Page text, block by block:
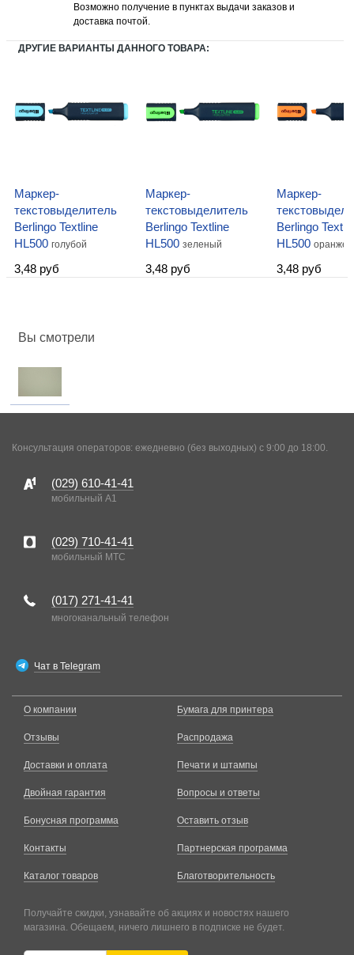
Возможно получение в пунктах выдачи заказов и
доставка почтой.
ДРУГИЕ ВАРИАНТЫ ДАННОГО ТОВАРА:
Маркер-
текстовыделитель
Berlingo Textline
HL500 голубой
3,48 руб
Маркер-
текстовыделитель
Berlingo Textline
HL500 зеленый
3,48 руб
Маркер-
Berlingo
HL500
3,48 руб
Вы смотрели
Консультация операторов: ежедневно (без выходных) с 9:00 до 18:00.
(029) 610-41-41
мобильный A1
(029) 710-41-41
мобильный MTC
(017) 271-41-41
многоканальный телефон
Чат в Telegram
О компании
Отзывы
Доставки и оплата
Двойная гарантия
Бонусная программа
Контакты
Каталог товаров
Бумага для принтера
Распродажа
Печати и штампы
Вопросы и ответы
Оставить отзыв
Партнерская программа
Благотворительность
Получайте скидки, узнавайте об акциях и новостях нашего
магазина. Обещаем, ничего лишнего в подписке не будет.